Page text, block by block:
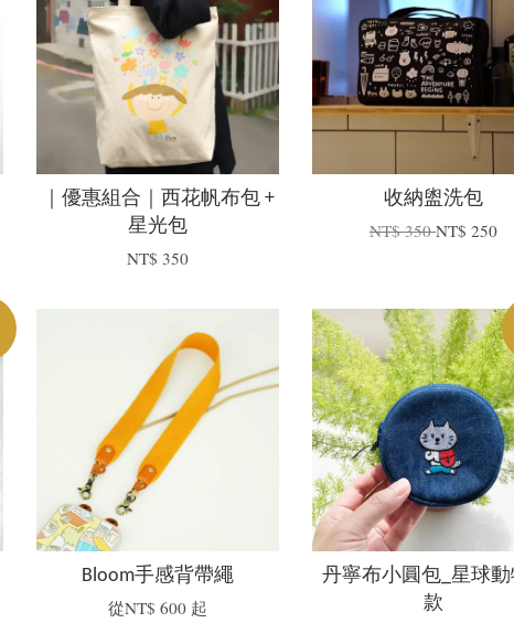
｜優惠組合｜西花帆布包 +
星光包
NT$ 350
收納盥洗包
NT$ 350NT$ 250
Bloom手感背帶繩
從NT$ 600 起
丹寧布小圓包_星球動
款